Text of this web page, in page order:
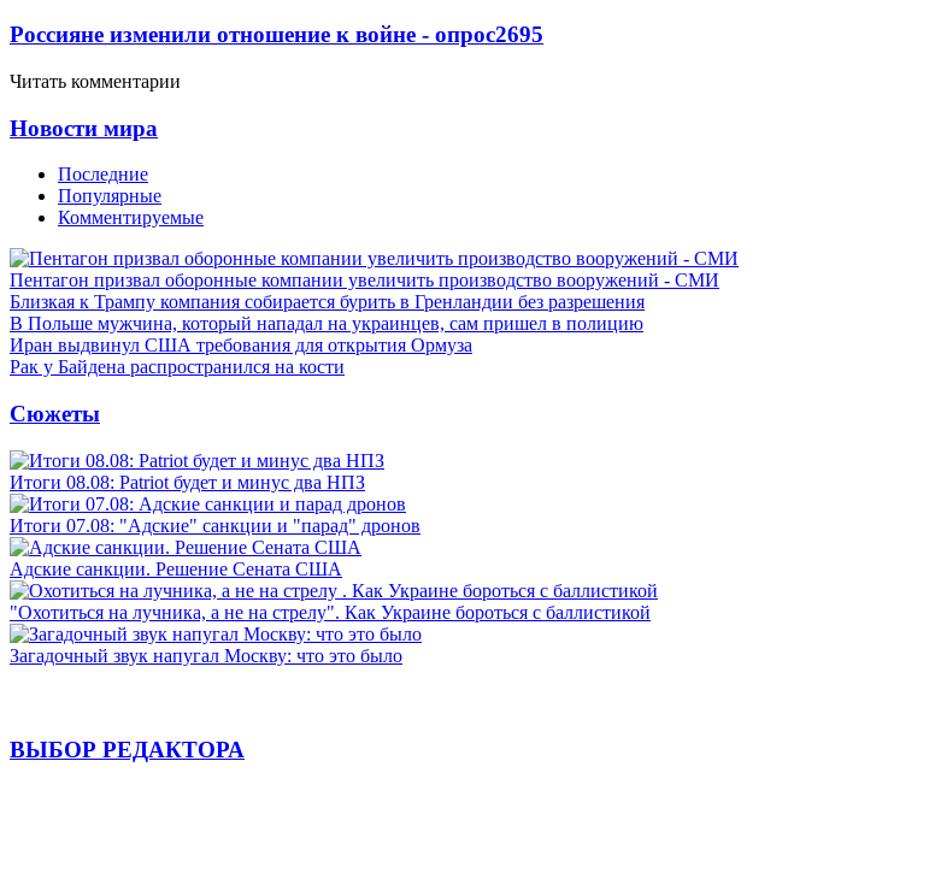
Россияне изменили отношение к войне - опрос2695
Читать комментарии
Новости мира
Последние
Популярные
Комментируемые
Пентагон призвал оборонные компании увеличить производство вооружений - СМИ
Близкая к Трампу компания собирается бурить в Гренландии без разрешения
В Польше мужчина, который нападал на украинцев, сам пришел в полицию
Иран выдвинул США требования для открытия Ормуза
Рак у Байдена распространился на кости
Сюжеты
Итоги 08.08: Patriot будет и минус два НПЗ
Итоги 07.08: "Адские" санкции и "парад" дронов
Адские санкции. Решение Сената США
"Охотиться на лучника, а не на стрелу". Как Украине бороться с баллистикой
Загадочный звук напугал Москву: что это было
ВЫБОР РЕДАКТОРА